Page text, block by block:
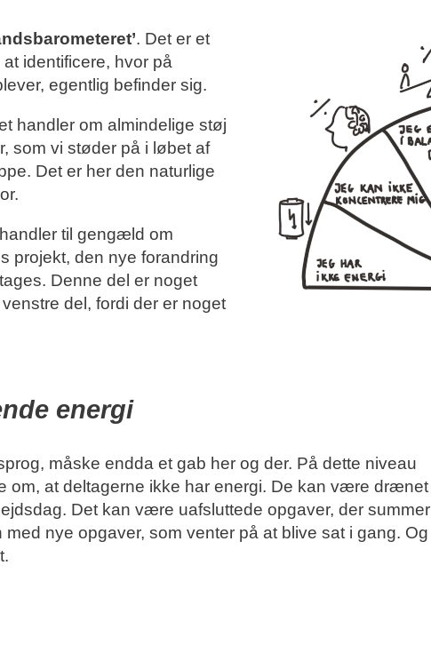
. Det er et
identificere, hvor på
egentlig befinder sig.
handler om almindelige støj
som vi støder på i løbet af
Det er her den naturlige
til gengæld om
projekt, den nye forandring
Denne del er noget
del, fordi der er noget
energi
måske endda et gab her og der. På dette niveau
om, at deltagerne ikke har energi. De kan være drænet
Det kan være uafsluttede opgaver, der summer
nye opgaver, som venter på at blive sat i gang. Og